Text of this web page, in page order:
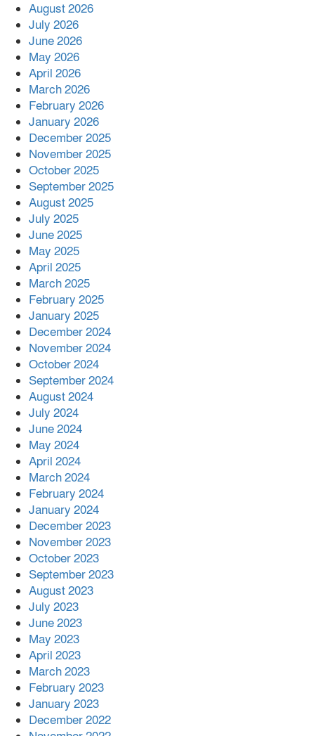
August 2026
July 2026
June 2026
May 2026
April 2026
March 2026
February 2026
January 2026
December 2025
November 2025
October 2025
September 2025
August 2025
July 2025
June 2025
May 2025
April 2025
March 2025
February 2025
January 2025
December 2024
November 2024
October 2024
September 2024
August 2024
July 2024
June 2024
May 2024
April 2024
March 2024
February 2024
January 2024
December 2023
November 2023
October 2023
September 2023
August 2023
July 2023
June 2023
May 2023
April 2023
March 2023
February 2023
January 2023
December 2022